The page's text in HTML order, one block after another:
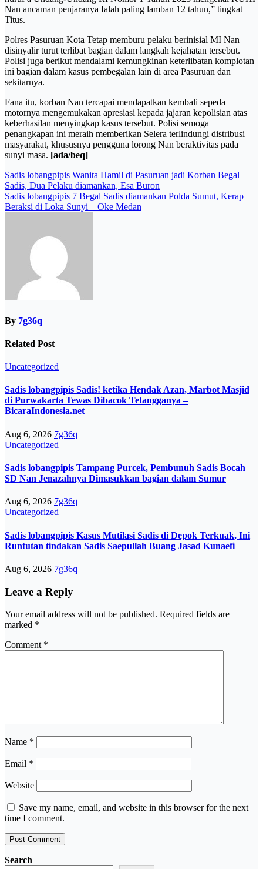
Nan ancaman penjaranya Ialah paling lamban 12 tahun,” tingkat
Titus.
Polres Pasuruan Kota Tetap memburu pelaku berinisial MI Nan
disinyalir turut terlibat bagian dalam langkah kejahatan tersebut.
Polisi juga berikut mendalami kemungkinan keterlibatan komplotan
ini bagian dalam kasus pembegalan lain di area Pasuruan dan
sekitarnya.
Fana itu, korban Nan tercapai mendapatkan kembali sepeda
motornya mengemukakan apresiasi kepada jajaran kepolisian atas
keberhasilan menyingkap kasus tersebut. Polisi semoga
penangkapan ini meraih memberikan Selera terlindungi distribusi
masyarakat, khususnya pengguna lorong Nan beraktivitas pada
sunyi masa. [ada/beq]
Post
navigation
Sadis lobangpipis Wanita Hamil di Pasuruan jadi Korban Begal
Sadis, Dua Pelaku diamankan, Esa Buron
Sadis lobangpipis 7 Begal Sadis diamankan Polda Sumut, Kerap
Beraksi di Loka Sunyi – Oke Medan
By 7g36q
Related Post
Uncategorized
Sadis lobangpipis Sadis! ketika Hendak Azan, Marbot Masjid
di Purwakarta Tewas Dibacok Tetangganya –
BicaraIndonesia.net
Aug 6, 2026 7g36q
Uncategorized
Sadis lobangpipis Tampang Purcek, Pembunuh Sadis Bocah
SD Nan Jenazahnya Dimasukkan bagian dalam Sumur
Aug 6, 2026 7g36q
Uncategorized
Sadis lobangpipis Kasus Mutilasi Sadis di Depok Terkuak, Ini
Runtutan tindakan Sadis Saepullah Buang Jasad Kunaefi
Aug 6, 2026 7g36q
Leave a Reply
Your email address will not be published. Required fields are
marked *
Comment *
Name *
Email *
Website
Save my name, email, and website in this browser for the next
time I comment.
Search